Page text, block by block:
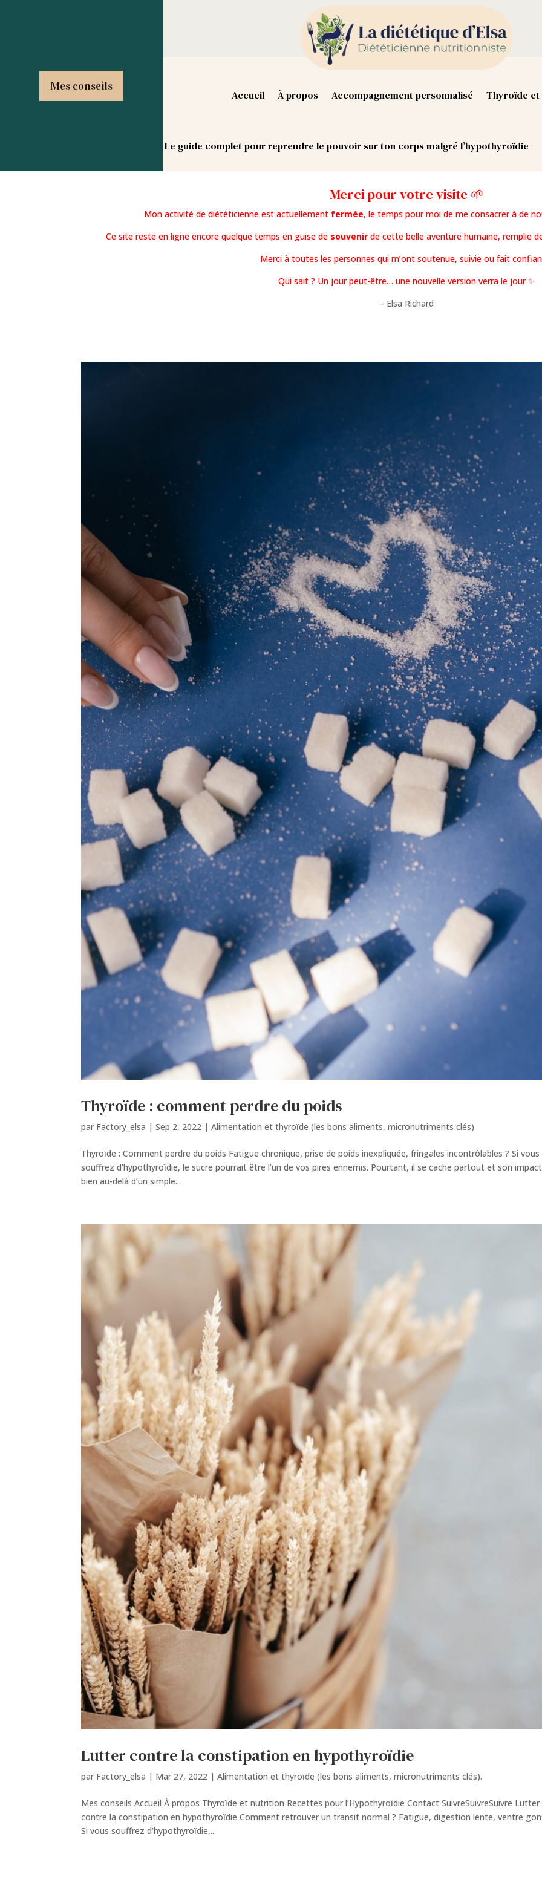
Mes conseils
Accueil À propos Accompagnement personnalisé Thyroïde
Le guide complet pour reprendre le pouvoir sur ton corps malgré l’hypothyroïdie
Merci pour votre visite 🌱
Mon activité de diététicienne est actuellement fermée, le temps pour moi de me consacrer à de
Ce site reste en ligne encore quelque temps en guise de souvenirde cette belle aventure humaine, remplie
Merci à toutes les personnes qui m’ont soutenue, suivie ou fait
Qui sait ? Un jour peut-être… une nouvelle version verra le jour ✨
– Elsa Richard
Thyroïde : comment perdre du poids
par Factory_elsa |Sep 2, 2022 |Alimentation et thyroïde (les bons aliments, micronutriments clés).
Thyroïde : Comment perdre du poids Fatigue chronique, prise de poids inexpliquée, fringales incontrôlables ? Si vous
souffrez d’hypothyroïdie, le sucre pourrait être l’un de vos pires ennemis. Pourtant, il se cache partout et son
bien au-delà d’un simple...
Lutter contre la constipation en hypothyroïdie
par Factory_elsa | Mar 27, 2022 |Alimentation et thyroïde (les bons aliments, micronutriments clés).
Mes conseils Accueil À propos Thyroïde et nutrition Recettes pour l’Hypothyroïdie Contact SuivreSuivreSuivre Lutter
contre la constipation en hypothyroïdie Comment retrouver un transit normal ? Fatigue, digestion lente, ventre
Si vous souffrez d’hypothyroïdie,...